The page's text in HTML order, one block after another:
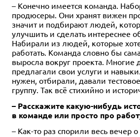
– Конечно имеется команда.
продюсеры. Они хранят вижен
значит и подбирают людей,
улучшить и сделать интереснее
Набирали из людей, которые
работать. Команда словно бы
выросла вокруг проекта. Многие
предлагали свои услуги и
нужен, отбирали, давали
группу. Так всё стихийно и
– Расскажите какую-нибудь
в команде или просто про
– Как-то раз спорили весь вечер